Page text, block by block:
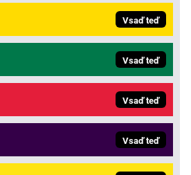
Vsaď teď
Vsaď teď
Vsaď teď
Vsaď teď